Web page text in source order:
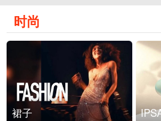
时尚
裙子